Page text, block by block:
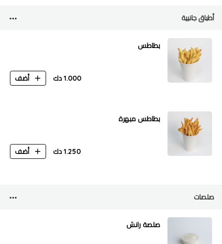
أطباق جانبية
بطاطس
1.000 دك أضف
بطاطس مبهرة
1.250 دك أضف
صلصات
صلصة رانش